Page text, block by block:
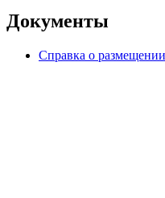
Документы
Справка о